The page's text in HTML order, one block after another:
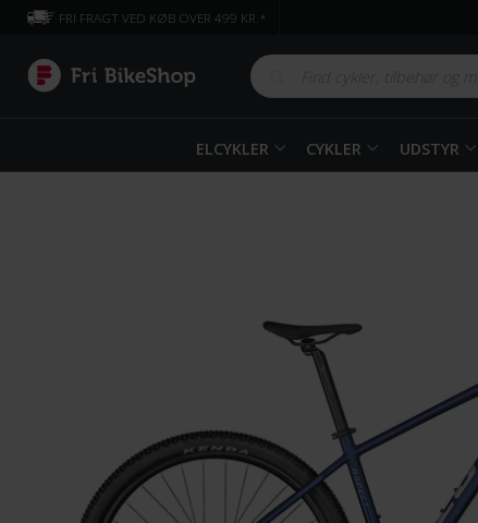
FRI FRAGT VED KØB OVER 499 KR.*
ELCYKLER CYKLER UDSTYR